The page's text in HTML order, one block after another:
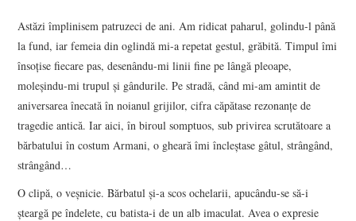
VIZIUNI ȘI SPECTRE
CONTRAPAGINI
CARTE & FILM
SUSPANS
Astăzi împlinisem patruzeci de ani. Am ridicat paharul, golindu-l până
la fund, iar femeia din oglindă mi-a repetat gestul, grăbită. Timpul îmi
însoţise fiecare pas, desenându-mi linii fine pe lângă pleoape,
moleşindu-mi trupul şi gândurile. Pe stradă, când mi-am amintit de
aniversarea înecată în noianul grijilor, cifra căpătase rezonanţe de
tragedie antică. Iar aici, în biroul somptuos, sub privirea scrutătoare a
bărbatului în costum Armani, o gheară îmi încleştase gâtul, strângând,
strângând…
O clipă, o veşnicie. Bărbatul şi-a scos ochelarii, apucându-se să-i
şteargă pe îndelete, cu batista-i de un alb imaculat. Avea o expresie